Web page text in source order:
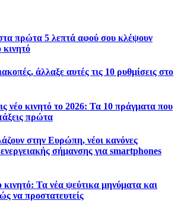
πρώτα 5 λεπτά αφού σου κλέψουν
κινητό
άλλαξε αυτές τις 10 ρυθμίσεις στο
νέο κινητό το 2026: Τα 10 πράγματα που
πρώτα
στην Ευρώπη, νέοι κανόνες
σήμανσης για smartphones
Τα νέα ψεύτικα μηνύματα και
να προστατευτείς